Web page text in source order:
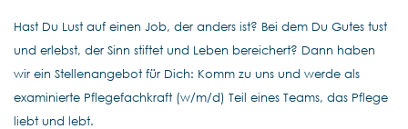
Hast Du Lust auf einen Job, der anders ist? Bei dem Du Gutes tust
und erlebst, der Sinn stiftet und Leben bereichert? Dann haben
wir ein Stellenangebot für Dich: Komm zu uns und werde als
examinierte Pflegefachkraft (w/m/d) Teil eines Teams, das Pflege
liebt und lebt.